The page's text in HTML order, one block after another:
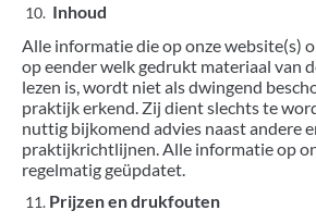
Inhoud
Alle informatie die op onze website(s)
op eender welk gedrukt materiaal van
lezen is, wordt niet als dwingend
praktijk erkend. Zij dient slechts te
nuttig bijkomend advies naast andere
praktijkrichtlijnen. Alle informatie op
regelmatig geüpdatet.
Prijzen en drukfouten